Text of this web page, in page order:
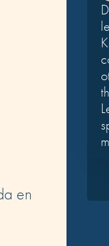
en